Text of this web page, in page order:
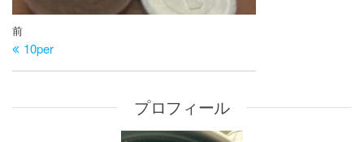
投
稿
ナ
ゲ
過
去
の
稿
前
10per
プロフィール